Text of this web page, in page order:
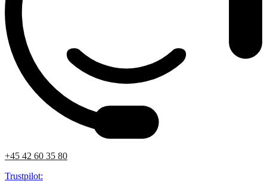
+45 42 60 35 80
Trustpilot: